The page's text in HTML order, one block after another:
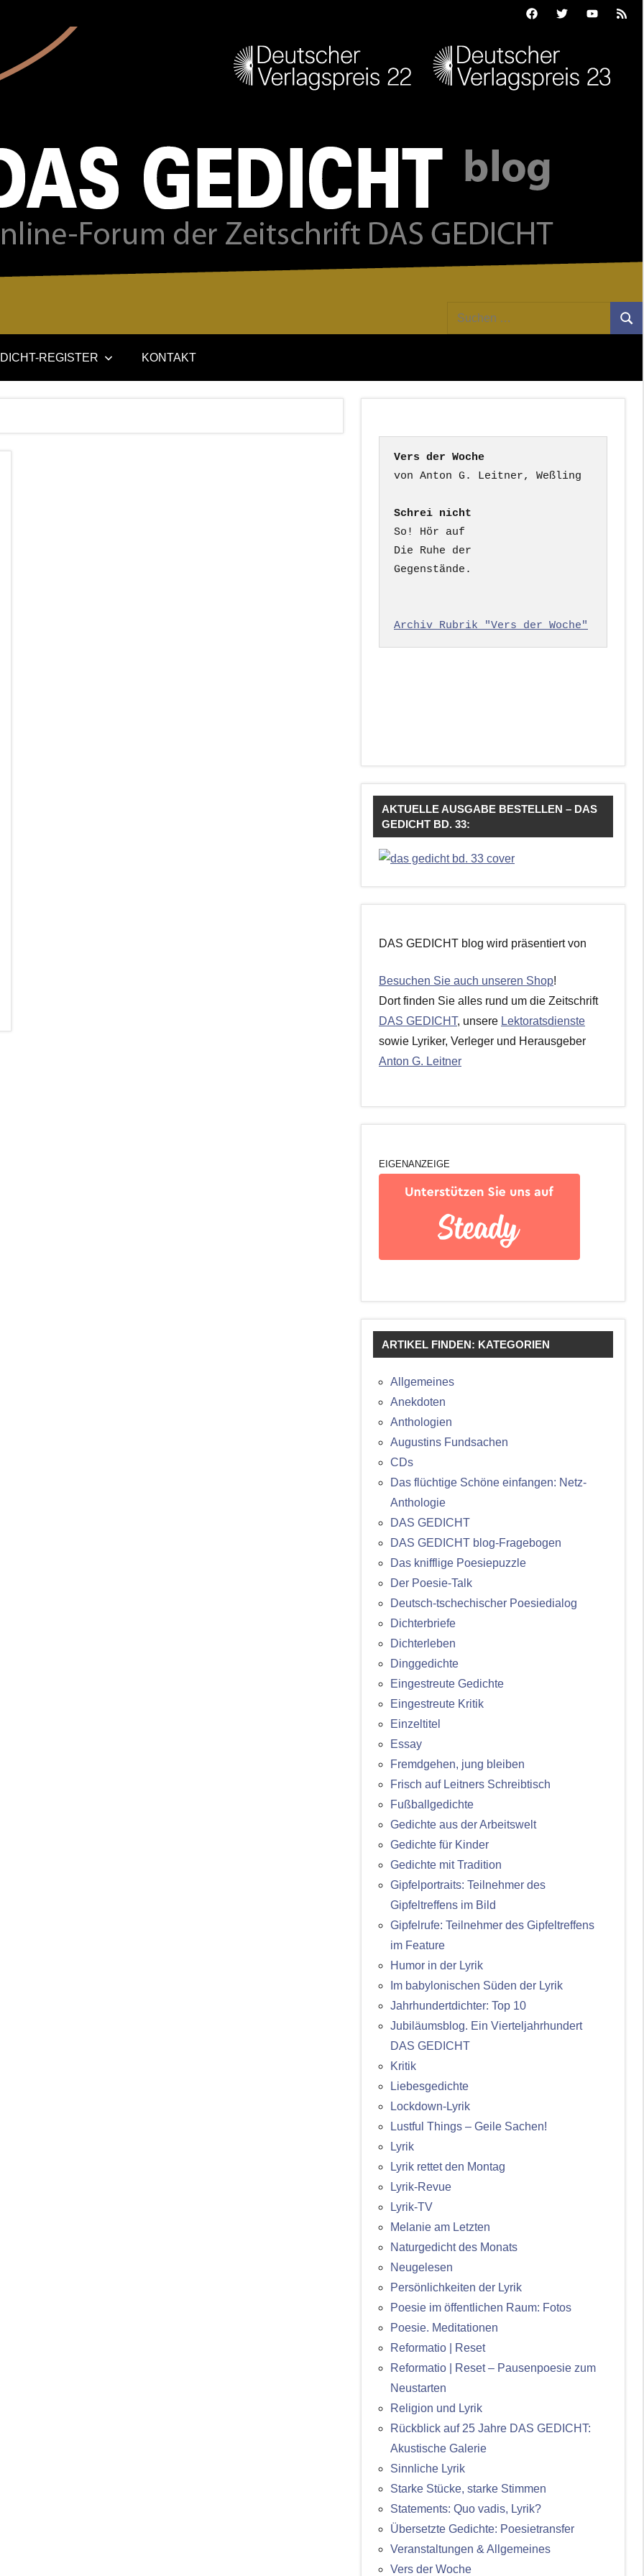
FacebookTwitterYoutubeFeed
Suchen
nach:
REGISTER KONTAKT
Vers der Woche
Schrei nicht
So! Hör auf
Die Ruhe der
Gegenstände.
Archiv Rubrik "Vers der Woche"
AKTUELLE AUSGABE BESTELLEN – DAS
GEDICHT BD. 33:
DAS GEDICHT blog wird präsentiert von
Besuchen Sie auch unseren Shop!
Dort finden Sie alles rund um die Zeitschrift
DAS GEDICHT, unsere Lektoratsdienste
sowie Lyriker, Verleger und Herausgeber
Anton G. Leitner
EIGENANZEIGE
ARTIKEL FINDEN: KATEGORIEN
Allgemeines
Anekdoten
Anthologien
Augustins Fundsachen
CDs
Das flüchtige Schöne einfangen: Netz-
Anthologie
DAS GEDICHT
DAS GEDICHT blog-Fragebogen
Das knifflige Poesiepuzzle
Der Poesie-Talk
Deutsch-tschechischer Poesiedialog
Dichterbriefe
Dichterleben
Dinggedichte
Eingestreute Gedichte
Eingestreute Kritik
Einzeltitel
Essay
Fremdgehen, jung bleiben
Frisch auf Leitners Schreibtisch
Fußballgedichte
Gedichte aus der Arbeitswelt
Gedichte für Kinder
Gedichte mit Tradition
Gipfelportraits: Teilnehmer des
Gipfeltreffens im Bild
Gipfelrufe: Teilnehmer des Gipfeltreffens
im Feature
Humor in der Lyrik
Im babylonischen Süden der Lyrik
Jahrhundertdichter: Top 10
Jubiläumsblog. Ein Vierteljahrhundert
DAS GEDICHT
Kritik
Liebesgedichte
Lockdown-Lyrik
Lustful Things – Geile Sachen!
Lyrik
Lyrik rettet den Montag
Lyrik-Revue
Lyrik-TV
Melanie am Letzten
Naturgedicht des Monats
Neugelesen
Persönlichkeiten der Lyrik
Poesie im öffentlichen Raum: Fotos
Poesie. Meditationen
Reformatio | Reset
Reformatio | Reset – Pausenpoesie zum
Neustarten
Religion und Lyrik
Rückblick auf 25 Jahre DAS GEDICHT:
Akustische Galerie
Sinnliche Lyrik
Starke Stücke, starke Stimmen
Statements: Quo vadis, Lyrik?
Übersetzte Gedichte: Poesietransfer
Veranstaltungen & Allgemeines
Vers der Woche